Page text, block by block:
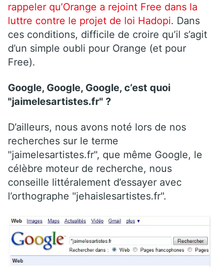
rappeler qu’Orange a rejoint Free dans la
luttre contre le projet de loi Hadopi. Dans
ces conditions, difficile de croire qu’il s’agit
d’un simple oubli pour Orange (et pour
Free).
Google, Google, Google, c’est quoi
"jaimelesartistes.fr" ?
D’ailleurs, nous avons noté lors de nos
recherches sur le terme
"jaimelesartistes.fr", que même Google, le
célèbre moteur de recherche, nous
conseille littéralement d’essayer avec
l’orthographe "jehaislesartistes.fr".